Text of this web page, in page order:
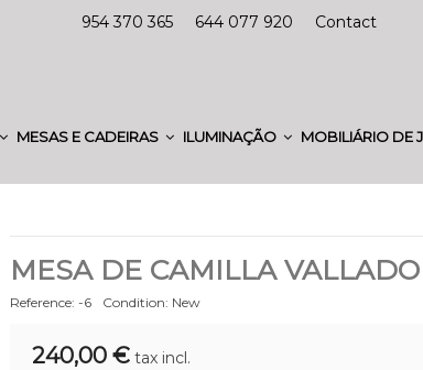
954 370 365 644 077 920 Contact
MESAS E CADEIRAS ILUMINAÇÃO MOBILIÁRIO DE
MESA DE CAMILLA
Reference: -6 Condition: New
240,00 € tax incl.